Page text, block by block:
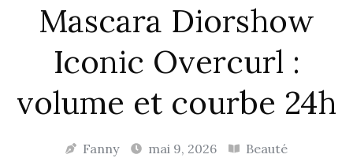
Mascara Diorshow
Iconic Overcurl :
volume et courbe 24h
Fanny mai 9, 2026
Beauté